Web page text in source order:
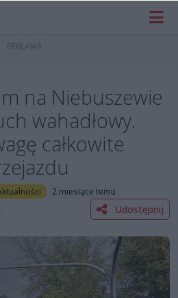
na Niebuszewie
wahadłowy.
całkowite
2 miesiące temu
Udostępnij